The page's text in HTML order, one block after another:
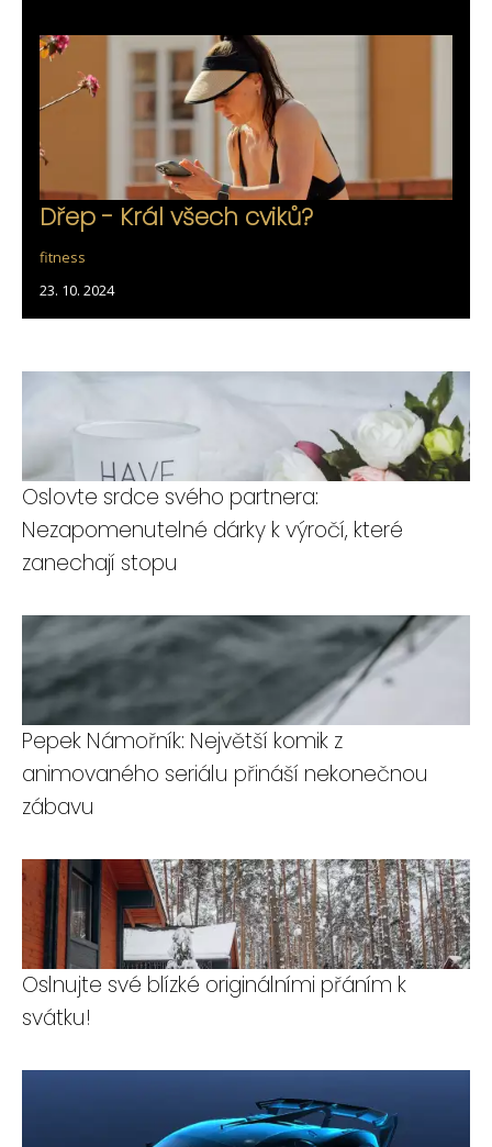
Dřep - Král všech cviků?
fitness
23. 10. 2024
Oslovte srdce svého partnera:
Nezapomenutelné dárky k výročí, které
zanechají stopu
Pepek Námořník: Největší komik z
animovaného seriálu přináší nekonečnou
zábavu
Oslnujte své blízké originálními přáním k
svátku!